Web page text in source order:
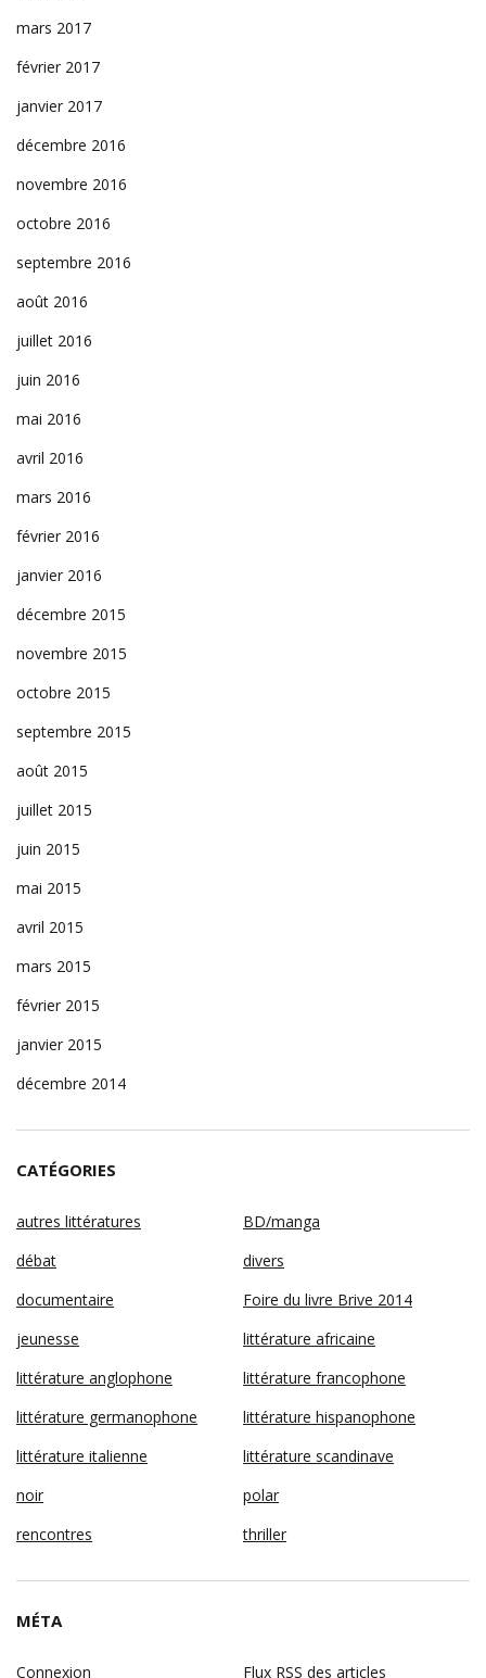
mars 2017
février 2017
janvier 2017
décembre 2016
novembre 2016
octobre 2016
septembre 2016
août 2016
juillet 2016
juin 2016
mai 2016
avril 2016
mars 2016
février 2016
janvier 2016
décembre 2015
novembre 2015
octobre 2015
septembre 2015
août 2015
juillet 2015
juin 2015
mai 2015
avril 2015
mars 2015
février 2015
janvier 2015
décembre 2014
CATÉGORIES
autres littératures
BD/manga
débat
divers
documentaire
Foire du livre Brive 2014
jeunesse
littérature africaine
littérature anglophone
littérature francophone
littérature germanophone
littérature hispanophone
littérature italienne
littérature scandinave
noir
polar
rencontres
thriller
MÉTA
Connexion Flux RSS des articles